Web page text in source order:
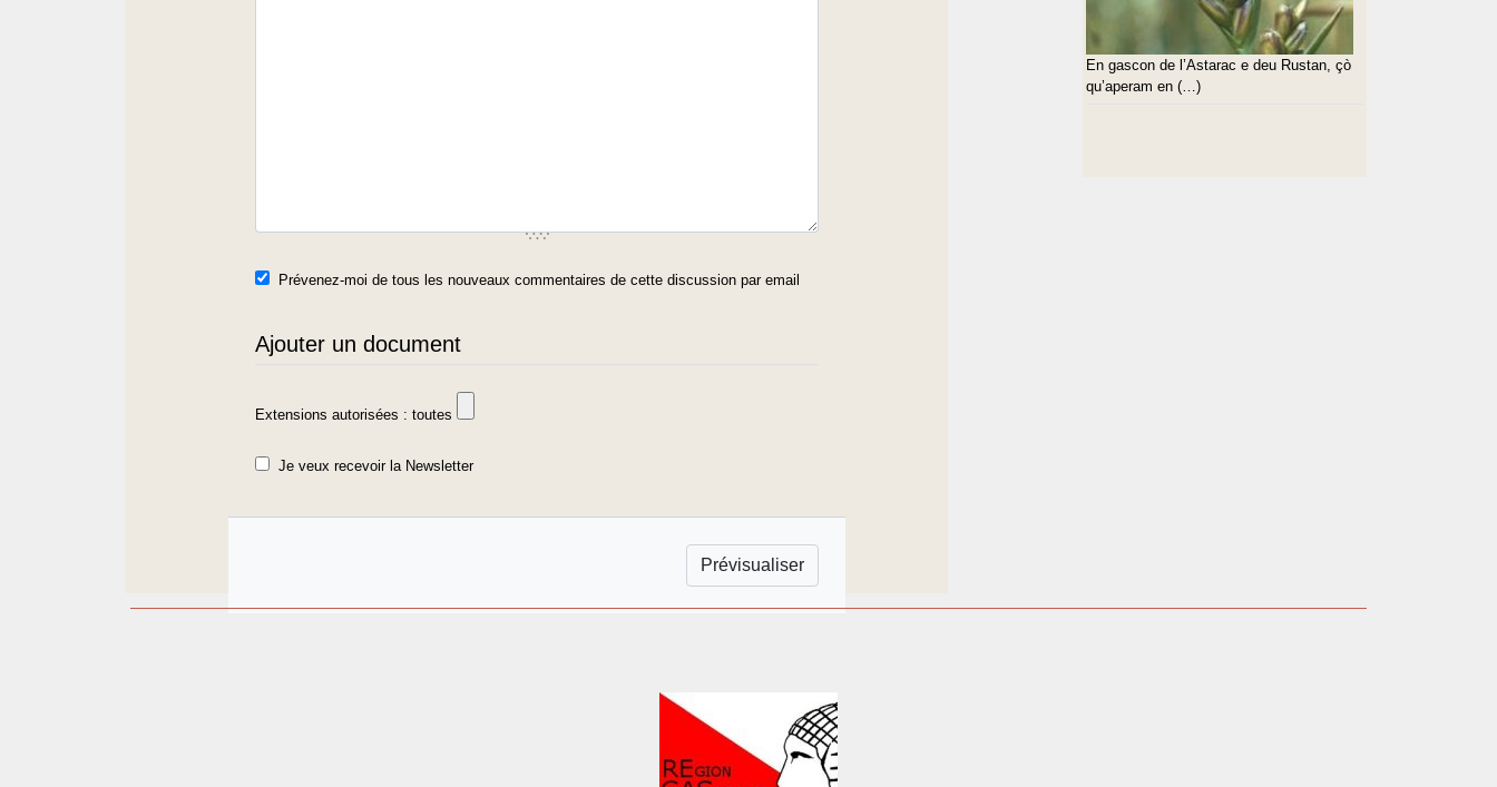
Prévenez-moi de tous les nouveaux commentaires de cette discussion par email
Ajouter un document
Extensions autorisées : toutes
Je veux recevoir la Newsletter
En gascon de l’Astarac e deu Rustan, çò
qu’aperam en (…)